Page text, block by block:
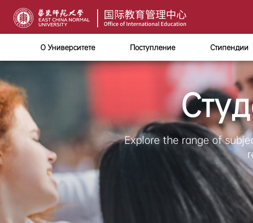
О Университете Поступление Стипендии
Explore the range of